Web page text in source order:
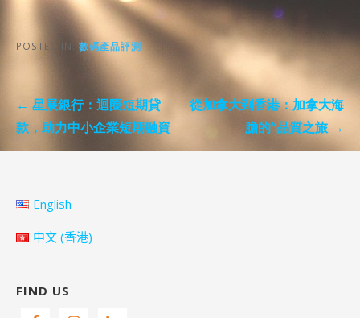
POSTED IN: 數碼產品評測
Post
navigation
← 星展銀行：迴圈短期貸
款，助力中小企業短期融資
從加拿大到香港：加拿大海
膽的“品質之旅 →
English
中文 (香港)
FIND US